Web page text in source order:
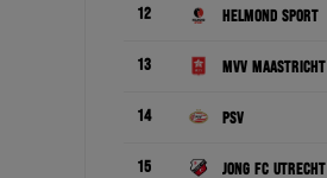
12 Helmond Sport
13 MVV Maastricht
14 PSV
15 Jong FC Utrecht